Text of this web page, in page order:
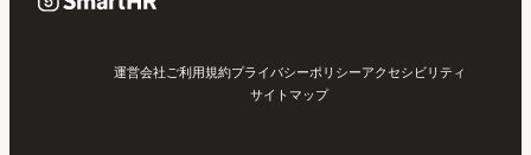
運営会社ご利用規約プライバシーポリシーアクセシビリティ
サイトマップ